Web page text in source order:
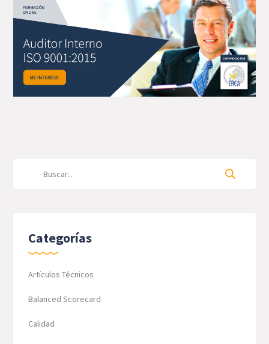
Categorías
Artículos Técnicos
Balanced Scorecard
Calidad